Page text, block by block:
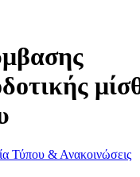
Τύπου & Ανακοινώσεις